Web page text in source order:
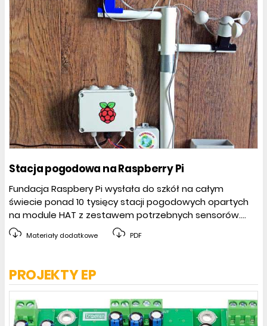
Stacja pogodowa na Raspberry Pi
Fundacja Raspbery Pi wysłała do szkół na całym
świecie ponad 10 tysięcy stacji pogodowych opartych
na module HAT z zestawem potrzebnych sensorów....
Materiały dodatkowe PDF
PROJEKTY EP